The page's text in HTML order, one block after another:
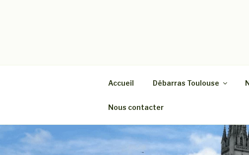
Société spécialiste du débarras de
Accueil Débarras Toulouse
Nous contacter